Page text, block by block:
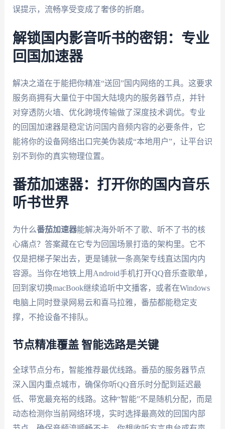
误提示，流畅享受变成了奢侈的折磨。
解锁国内影音听书的密钥：专业
回国加速器
解决之道在于能把你精准“送回”国内网络的工具。这要求
服务商拥有大量位于中国大陆境内的服务器节点，并针
对穿透防火墙、优化跨境传输做了深度技术调优。专业
的回国加速器是稳定访问国内音频内容的必要条件，它
能将你的设备网络出口完美伪装成“本地用户”，让平台识
别不到你的真实物理位置。
番茄加速器：打开你的国内音乐
听书世界
为什么番茄加速器能解决海外听不了歌、听不了书的核
心痛点？答案藏在它专为回国场景打造的架构里。它不
仅是把梯子架出去，更是铺就一条高架专线直达国内内
容源。当你在地铁上用Android手机打开QQ音乐查歌单，
回到家切换macBook继续追听中文播客，或者在Windows
电脑上同时登录网易云和喜马拉雅，番茄都能稳定支
撑，不抢设备不排队。
节点精准覆盖 智能选路是关键
全球节点分布，智能推荐最优线路。番茄的服务器节点
深入国内重点城市，确保你听QQ音乐时分配到延迟最
低、带宽最充裕的线路。这种“智能”不是随机分配，而是
动态检测你当前网络环境，实时选择最高效的回国内部